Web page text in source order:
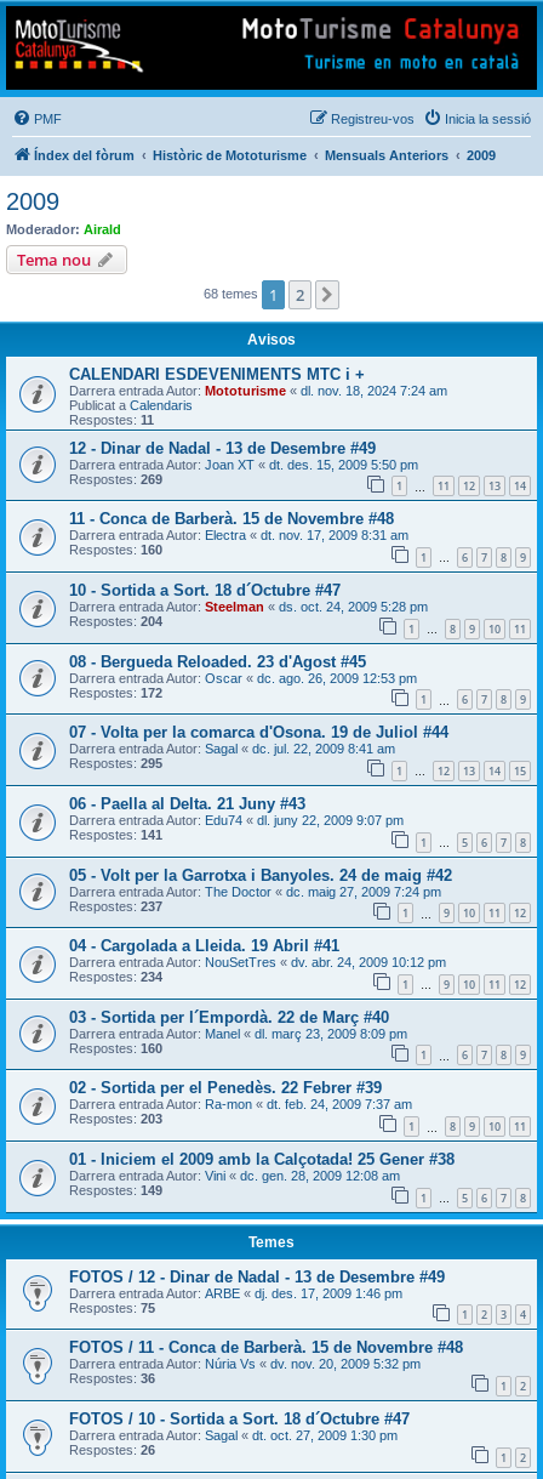
Mototurisme
Turisme en moto en català
PMF Inicia la sessió
Registreu-vos
Índex del fòrum Històric de Mototurisme Mensuals Anteriors 2009
2009
Moderador: Airald
Tema nou
68 temes 1 2
Avisos
CALENDARI ESDEVENIMENTS MTC i +
Darrera entrada Autor: Mototurisme « dl. nov. 18, 2024 7:24 am
Publicat a Calendaris
Respostes: 11
12 - Dinar de Nadal - 13 de Desembre #49
Darrera entrada Autor: Joan XT « dt. des. 15, 2009 5:50 pm
Respostes: 269 1 11 12 13 14
11 - Conca de Barberà. 15 de Novembre #48
Darrera entrada Autor: Electra « dt. nov. 17, 2009 8:31 am
Respostes: 160 1 … 6 7 8 9
10 - Sortida a Sort. 18 d´Octubre #47
Darrera entrada Autor: Steelman « ds. oct. 24, 2009 5:28 pm
Respostes: 204 1 … 8 9 10 11
08 - Bergueda Reloaded. 23 d'Agost #45
Darrera entrada Autor: Oscar « dc. ago. 26, 2009 12:53 pm
Respostes: 172 1 6 7 8 9
07 - Volta per la comarca d'Osona. 19 de Juliol #44
Darrera entrada Autor: Sagal « dc. jul. 22, 2009 8:41 am
Respostes: 295 1 … 12 13 14 15
06 - Paella al Delta. 21 Juny #43
Darrera entrada Autor: Edu74 « dl. juny 22, 2009 9:07 pm
Respostes: 141 1 5 6 7 8
05 - Volt per la Garrotxa i Banyoles. 24 de maig #42
Darrera entrada Autor: The Doctor « dc. maig 27, 2009 7:24 pm
Respostes: 237 1 9 10 11 12
04 - Cargolada a Lleida. 19 Abril #41
Darrera entrada Autor: NouSetTres « dv. abr. 24, 2009 10:12 pm
Respostes: 234 1 … 9 10 11 12
03 - Sortida per l´Empordà. 22 de Març #40
Darrera entrada Autor: Manel « dl. març 23, 2009 8:09 pm
Respostes: 160 1 6 7 8 9
02 - Sortida per el Penedès. 22 Febrer #39
Darrera entrada Autor: Ra-mon « dt. feb. 24, 2009 7:37 am
Respostes: 203 1 8 9 10 11
01 - Iniciem el 2009 amb la Calçotada! 25 Gener #38
Darrera entrada Autor: Vini « dc. gen. 28, 2009 12:08 am
Respostes: 149 1 … 5 6 7 8
Temes
FOTOS / 12 - Dinar de Nadal - 13 de Desembre #49
Darrera entrada Autor: ARBE « dj. des. 17, 2009 1:46 pm
Respostes: 75 1 2 3 4
FOTOS / 11 - Conca de Barberà. 15 de Novembre #48
Darrera entrada Autor: Núria Vs « dv. nov. 20, 2009 5:32 pm
Respostes: 36 1 2
FOTOS / 10 - Sortida a Sort. 18 d´Octubre #47
Darrera entrada Autor: Sagal « dt. oct. 27, 2009 1:30 pm
Respostes: 26 1 2